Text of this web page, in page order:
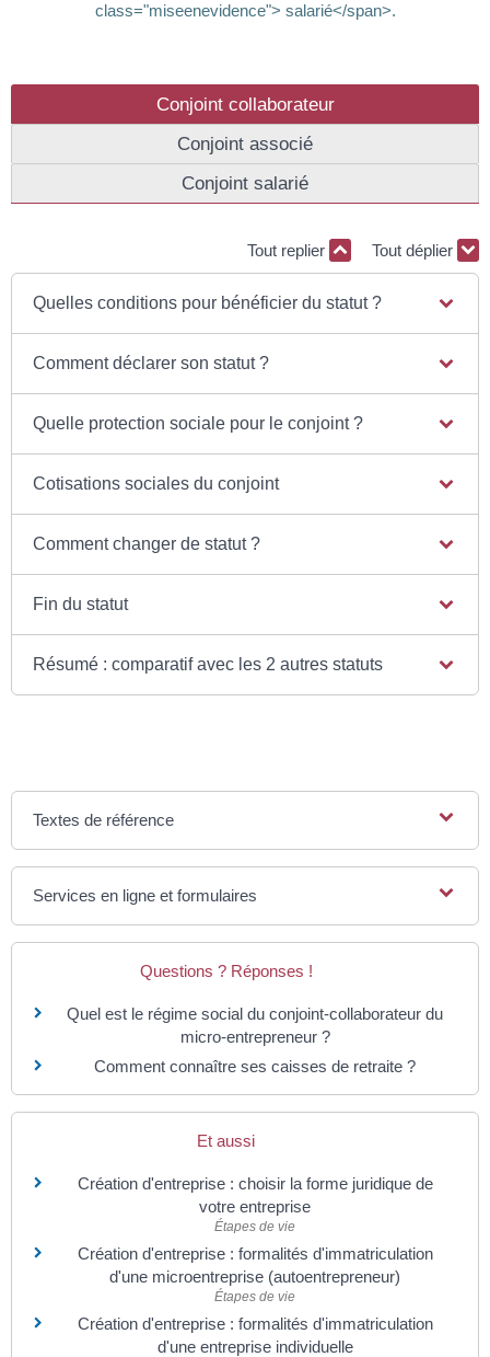
class="miseenevidence"> salarié</span>.
Conjoint collaborateur
Conjoint associé
Conjoint salarié
Tout replier Tout déplier
Quelles conditions pour bénéficier du statut ?
Comment déclarer son statut ?
Quelle protection sociale pour le conjoint ?
Cotisations sociales du conjoint
Comment changer de statut ?
Fin du statut
Résumé : comparatif avec les 2 autres statuts
Textes de référence
Services en ligne et formulaires
Questions ? Réponses !
Quel est le régime social du conjoint-collaborateur du
micro-entrepreneur ?
Comment connaître ses caisses de retraite ?
Et aussi
Création d'entreprise : choisir la forme juridique de
votre entreprise
Étapes de vie
Création d'entreprise : formalités d'immatriculation
d'une microentreprise (autoentrepreneur)
Étapes de vie
Création d'entreprise : formalités d'immatriculation
d'une entreprise individuelle